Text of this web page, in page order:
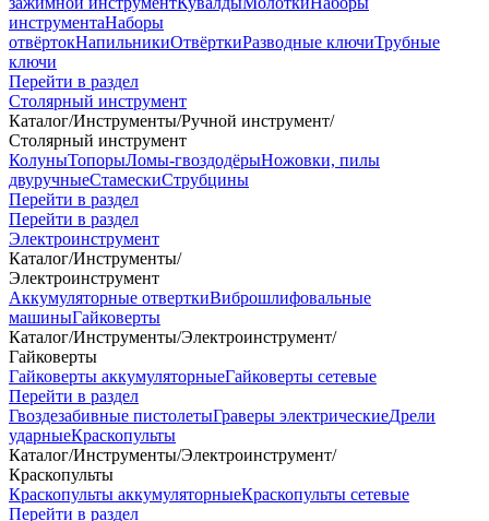
инструментаНаборы
отвёртокНапильникиОтвёрткиРазводные ключиТрубные
ключи
Перейти в раздел
Столярный инструмент
Каталог/Инструменты/Ручной инструмент/
Столярный инструмент
КолуныТопорыЛомы-гвоздодёрыНожовки, пилы
двуручныеСтамескиСтрубцины
Перейти в раздел
Перейти в раздел
Электроинструмент
Каталог/Инструменты/
Электроинструмент
Аккумуляторные отверткиВиброшлифовальные
машиныГайковерты
Каталог/Инструменты/Электроинструмент/
Гайковерты
Гайковерты аккумуляторныеГайковерты сетевые
Перейти в раздел
Гвоздезабивные пистолетыГраверы электрическиеДрели
ударныеКраскопульты
Каталог/Инструменты/Электроинструмент/
Краскопульты
Краскопульты аккумуляторныеКраскопульты сетевые
Перейти в раздел